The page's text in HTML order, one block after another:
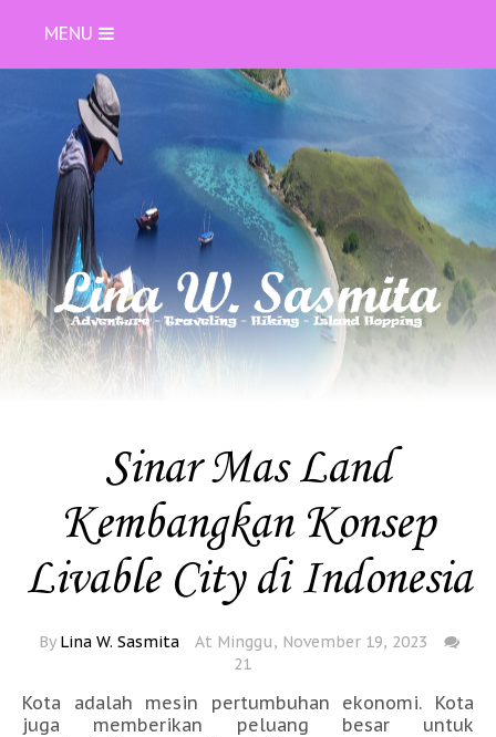
MENU
Sinar Mas Land
Kembangkan Konsep
Livable City di Indonesia
By Lina W. Sasmita
At Minggu, November 19, 2023
21
Kota adalah mesin pertumbuhan ekonomi. Kota
juga memberikan peluang besar untuk